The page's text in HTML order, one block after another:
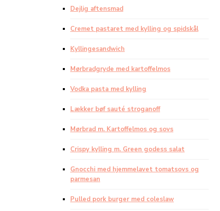
Dejlig aftensmad
Cremet pastaret med kylling og spidskål
Kyllingesandwich
Mørbradgryde med kartoffelmos
Vodka pasta med kylling
Lækker bøf sauté stroganoff
Mørbrad m. Kartoffelmos og sovs
Crispy kylling m. Green godess salat
Gnocchi med hjemmelavet tomatsovs og
parmesan
Pulled pork burger med coleslaw